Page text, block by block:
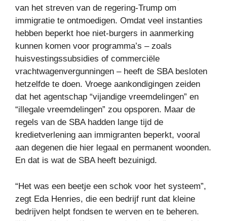
van het streven van de regering-Trump om
immigratie te ontmoedigen. Omdat veel instanties
hebben beperkt hoe niet-burgers in aanmerking
kunnen komen voor programma’s – zoals
huisvestingssubsidies of commerciële
vrachtwagenvergunningen – heeft de SBA besloten
hetzelfde te doen. Vroege aankondigingen zeiden
dat het agentschap “vijandige vreemdelingen” en
“illegale vreemdelingen” zou opsporen. Maar de
regels van de SBA hadden lange tijd de
kredietverlening aan immigranten beperkt, vooral
aan degenen die hier legaal en permanent woonden.
En dat is wat de SBA heeft bezuinigd.
“Het was een beetje een schok voor het systeem”,
zegt Eda Henries, die een bedrijf runt dat kleine
bedrijven helpt fondsen te werven en te beheren.